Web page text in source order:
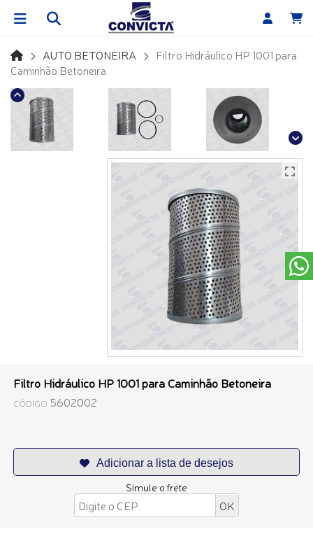
AUTO BETONEIRA
Filtro Hidráulico HP 1001 para
Caminhão Betoneira
Filtro Hidráulico HP 1001 para Caminhão Betoneira
CÓDIGO 5602002
Simule o frete